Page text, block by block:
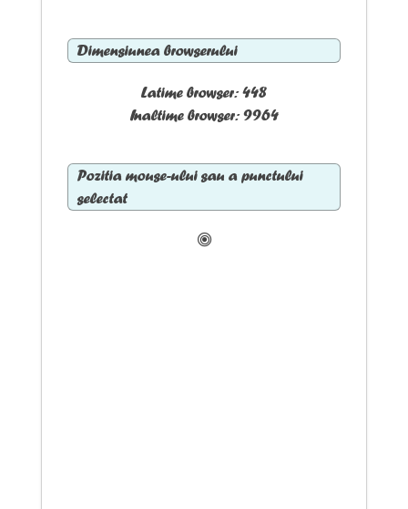
Dimensiunea browserului
Latime browser: 448
Inaltime browser: 9964
Pozitia mouse-ului sau a punctului
selectat